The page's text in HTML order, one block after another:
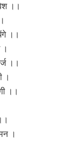
।।
।।
।
।।
।
।।
।